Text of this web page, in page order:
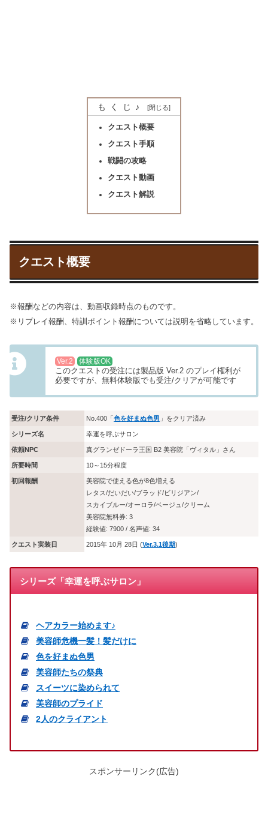
もくじ♪
クエスト概要
クエスト手順
戦闘の攻略
クエスト動画
クエスト解説
クエスト概要
※報酬などの内容は、動画収録時点のものです。
※リプレイ報酬、特訓ポイント報酬については説明を省略しています。
Ver.2
体験版OK
このクエストの受注には製品版 Ver.2 のプレイ権利が
必要ですが、無料体験版でも受注/クリアが可能です
受注/クリア条件 No.400「 色を好まぬ色男 」をクリア済み
シリーズ名 幸運を呼ぶサロン
依頼NPC 真グランゼドーラ王国 B2 美容院「 ヴィタル 」さん
所要時間 10～15分程度
初回報酬
美容院で使える色が8色増える
レタス/だいだい/ブラッド/ビリジアン/
スカイブルー/オーロラ/ベージュ/クリーム
美容院無料券: 3
経験値: 7900 / 名声値: 34
クエスト実装日 2015年 10月 28日 (Ver.3.1後期)
シリーズ「幸運を呼ぶサロン」
ヘアカラー始めます♪
美容師危機一髪！髪だけに
色を好まぬ色男
美容師たちの祭典
スイーツに染められて
美容師のプライド
2人のクライアント
スポンサーリンク(広告)